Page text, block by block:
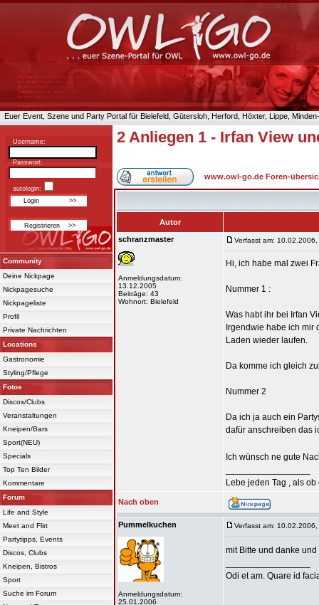
Euer Event, Szene und Party Portal für Bielefeld, Gütersloh, Herford, Höxter, Lippe,
Username:
Passwort:
autologin:
Community
Deine Nickpage
Nickpagesuche
Nickpageliste
Profil
Private Nachrichten
Locations
Gastronomie
Styling/Pflege
Fotos
Discos/Clubs
Veranstaltungen
Kneipen/Bars
Sport(NEU)
Specials
Top Ten Bilder
Kommentare
Forum
Life and Style
Meet and Flirt
Partytipps, Events
Discos, Clubs
Kneipen, Bistros
Sport
Suche im Forum
2 Anliegen 1 - Irfan View
www.owl-go.de Foren-
Autor
schranzmaster
Anmeldungsdatum:
13.12.2005
Beiträge: 43
Wohnort: Bielefeld
Verfasst am:
Hi, ich habe mal zwei
Nummer 1 :
Was habt ihr bei Irfan
Irgendwie habe ich mir
Laden wieder laufen.
Da komme ich gleich
Nummer 2
Da ich ja auch ein
dafür anschreiben das
Ich wünsch ne gute
Lebe jeden Tag , als
Nach oben
Pummelkuchen
Anmeldungsdatum:
25.01.2006
Verfasst am:
mit Bitte und danke
Odi et am. Quare id